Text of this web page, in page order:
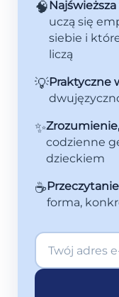
🧠
uczą się
siebie i
liczą
💡Praktyczne
✨
codzienne
dzieckiem
☕
forma,